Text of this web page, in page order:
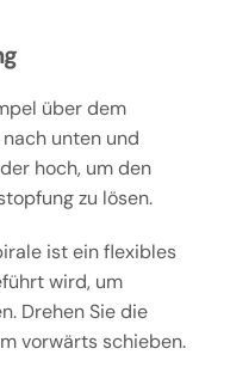
über dem
unten und
hoch, um den
zu lösen.
ist ein flexibles
wird, um
Drehen Sie die
vorwärts schieben.